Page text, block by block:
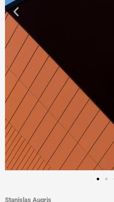
Stanislas Augris